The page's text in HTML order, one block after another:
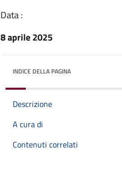
Data :
8 aprile 2025
INDICE DELLA PAGINA
Descrizione
A cura di
Contenuti correlati